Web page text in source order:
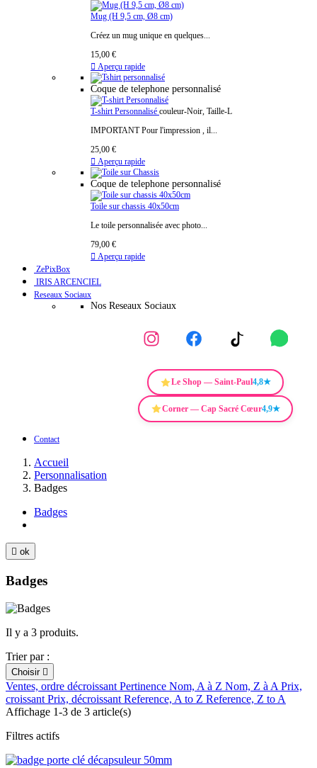
Mug (H 9,5 cm, Ø8 cm)
Créez un mug unique en quelques...
15,00 €
 Aperçu rapide
Coque de telephone personnalisé
T-shirt Personnalisé couleur-Noir, Taille-L
IMPORTANT Pour l'impression , il...
25,00 €
 Aperçu rapide
Coque de telephone personnalisé
Toile sur chassis 40x50cm
Le toile personnalisée avec photo...
79,00 €
 Aperçu rapide
ZePixBox
IRIS ARCENCIEL
Reseaux Sociaux
Nos Reseaux Sociaux
Le Shop — Saint-Paul4,8★
Corner — Cap Sacré Cœur4,9★
Contact
Accueil
Personnalisation
Badges
Badges
 ok
Badges
Il y a 3 produits.
Trier par :
Choisir 
Ventes, ordre décroissant Pertinence Nom, A à Z Nom, Z à A Prix,
croissant Prix, décroissant Reference, A to Z Reference, Z to A
Affichage 1-3 de 3 article(s)
Filtres actifs